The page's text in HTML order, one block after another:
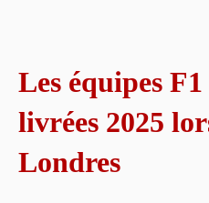
Les équipes
livrées 2025
Londres